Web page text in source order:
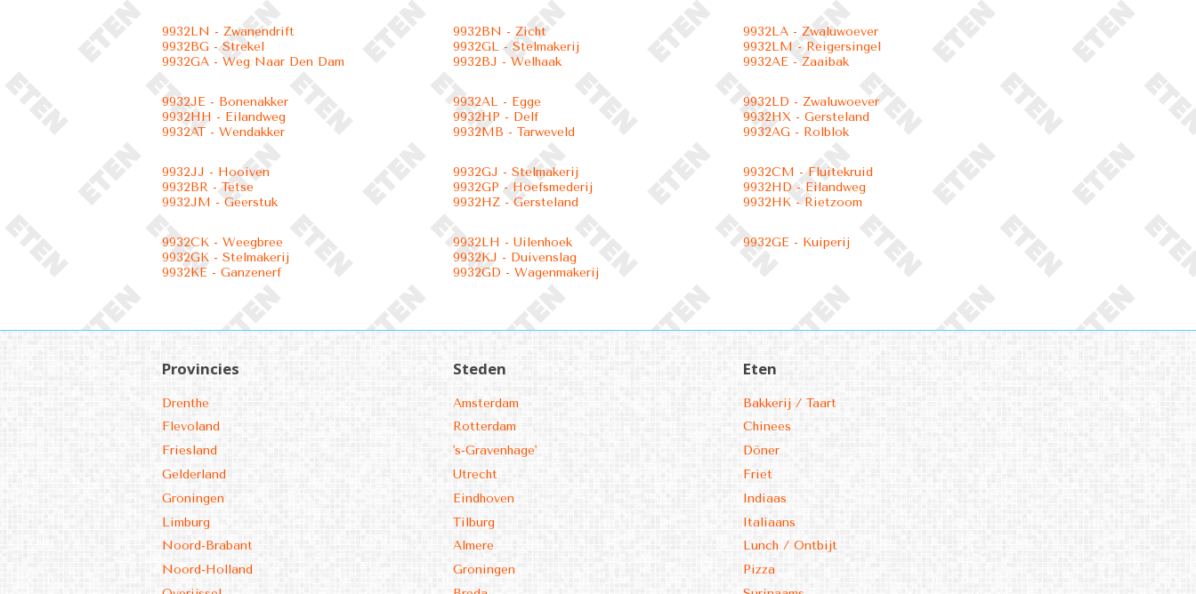
9932LN - Zwanendrift
9932BG - Strekel
9932GA - Weg Naar Den Dam
9932BN - Zicht
9932GL - Stelmakerij
9932BJ - Welhaak
9932LA - Zwaluwoever
9932LM - Reigersingel
9932AE - Zaaibak
9932JE - Bonenakker
9932HH - Eilandweg
9932AT - Wendakker
9932AL - Egge
9932HP - Delf
9932MB - Tarweveld
9932LD - Zwaluwoever
9932HX - Gersteland
9932AG - Rolblok
9932JJ - Hooiven
9932BR - Tetse
9932JM - Geerstuk
9932GJ - Stelmakerij
9932GP - Hoefsmederij
9932HZ - Gersteland
9932CM - Fluitekruid
9932HD - Eilandweg
9932HK - Rietzoom
9932CK - Weegbree
9932GK - Stelmakerij
9932KE - Ganzenerf
9932LH - Uilenhoek
9932KJ - Duivenslag
9932GD - Wagenmakerij
9932GE - Kuiperij
Provincies
Drenthe
Flevoland
Friesland
Gelderland
Groningen
Limburg
Noord-Brabant
Noord-Holland
Steden
Amsterdam
Rotterdam
's-Gravenhage'
Utrecht
Eindhoven
Tilburg
Almere
Groningen
Eten
Bakkerij / Taart
Chinees
Döner
Friet
Indiaas
Italiaans
Lunch / Ontbijt
Pizza